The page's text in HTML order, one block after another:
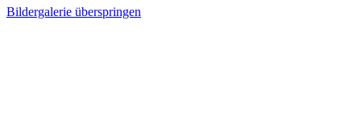
Bildergalerie überspringen